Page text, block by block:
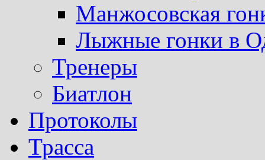
Манжосовская
Лыжные гонки в
Тренеры
Биатлон
Протоколы
Трасса